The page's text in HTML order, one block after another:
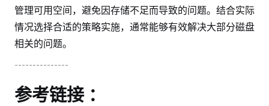
管理可用空间，避免因存储不足而导致的问题。结合实际
情况选择合适的策略实施，通常能够有效解决大部分磁盘
相关的问题。
---------------
参考链接 ：